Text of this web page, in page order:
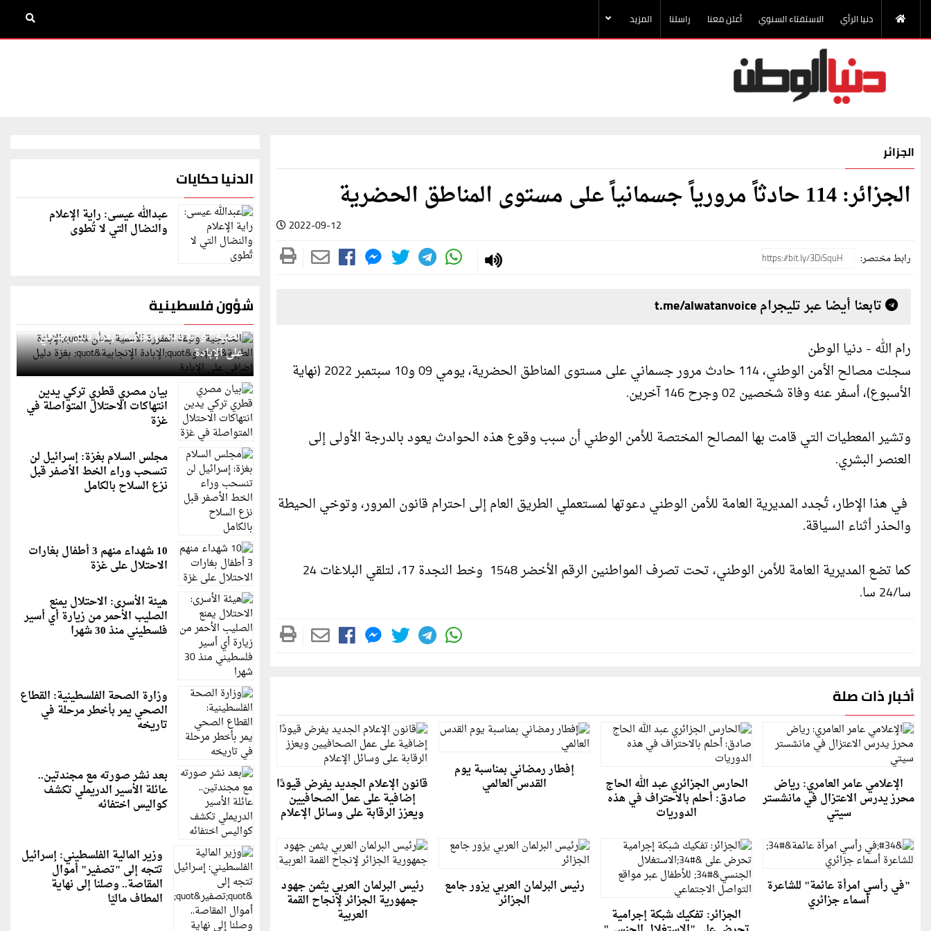
دنيا الرأي الاستفتاء السنوي أعلن معنا راسلنا المزيد
الجزائر
الجزائر: 114 حادثاً مرورياً جسمانياً على مستوى المناطق الحضرية
2022-09-12
رابط مختصر:
تابعنا أيضا عبر تليجرام t.me/alwatanvoice
رام الله - دنيا الوطن
سجلت مصالح الأمن الوطني، 114 حادث مرور جسماني على مستوى المناطق الحضرية، يومي 09 و10 سبتمبر 2022 (نهاية
الأسبوع)، أسفر عنه وفاة شخصين 02 وجرح 146 آخرين.
وتشير المعطيات التي قامت بها المصالح المختصة للأمن الوطني أن سبب وقوع هذه الحوادث يعود بالدرجة الأولى إلى
العنصر البشري.
في هذا الإطار، تُجدد المديرية العامة للأمن الوطني دعوتها لمستعملي الطريق العام إلى احترام قانون المرور، وتوخي الحيطة
والحذر أثناء السياقة.
كما تضع المديرية العامة للأمن الوطني، تحت تصرف المواطنين الرقم الأخضر 1548 وخط النجدة 17، لتلقي البلاغات 24
سا/24 سا.
أخبار ذات صلة
الإعلامي عامر العامري: رياض
محرز يدرس الاعتزال في مانشستر
سيتي
الحارس الجزائري عبد الله الحاج
صادق: أحلم بالاحتراف في هذه
الدوريات
إفطار رمضاني بمناسبة يوم
القدس العالمي قانون الإعلام الجديد يفرض قيودًا
إضافية على عمل الصحافيين
ويعزز الرقابة على وسائل الإعلام
"في رأسي امرأة عائمة" للشاعرة
أسماء جزائري
الجزائر: تفكيك شبكة إجرامية
رئيس البرلمان العربي يزور جامع
الجزائر
رئيس البرلمان العربي يثمن جهود
جمهورية الجزائر لإنجاح القمة
العربية
الدنيا حكايات
عبدالله عيسى: راية الإعلام
والنضال التي لا تُطوى
شؤون فلسطينية
الخارجية: وثيقة المقررة الأممية بشأن "الإبادة
الطبية" و"الإبادة الإنجابية" بغزة دليل إضافي
على الإبادة
بيان مصري قطري تركي يدين
انتهاكات الاحتلال المتواصلة في
غزة
مجلس السلام بغزة: إسرائيل لن
تنسحب وراء الخط الأصفر قبل
نزع السلاح بالكامل
10 شهداء منهم 3 أطفال بغارات
الاحتلال على غزة
هيئة الأسرى: الاحتلال يمنع
الصليب الأحمر من زيارة أي أسير
فلسطيني منذ 30 شهرا
وزارة الصحة الفلسطينية: القطاع
الصحي يمر بأخطر مرحلة في
تاريخه
بعد نشر صورته مع مجندتين..
عائلة الأسير الدريملي تكشف
كواليس اختفائه
وزير المالية الفلسطيني: إسرائيل
تتجه إلى "تصفير" أموال
المقاصة.. وصلنا إلى نهاية
المطاف ماليًا